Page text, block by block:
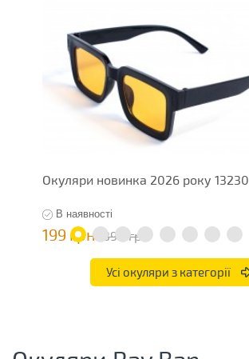
Окуляри новинка 2026 року 13230
В наявності
199 грн 398 грн
Усі окуляри з категорії